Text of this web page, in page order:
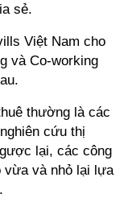
sẻ.
Việt Nam cho
và Co-working
thường là các
cứu thị
lại, các công
vừa và nhỏ lại lựa